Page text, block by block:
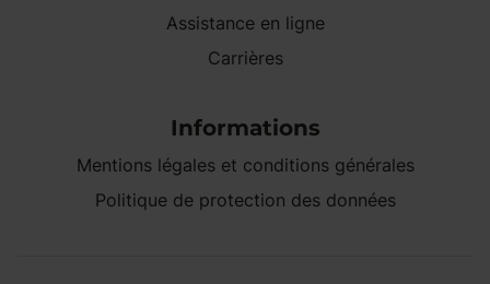
Assistance en ligne
Carrières
Informations
Mentions légales et conditions générales
Politique de protection des données